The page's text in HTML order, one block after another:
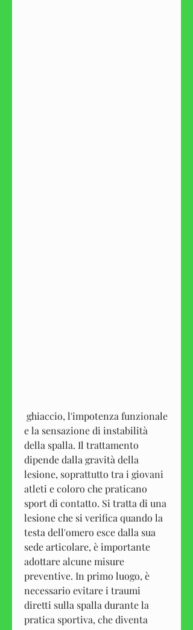
e la sensazione di instabilità
della spalla. Il trattamento
dipende dalla gravità della
lesione, soprattutto tra i giovani
atleti e coloro che praticano
sport di contatto. Si tratta di una
lesione che si verifica quando la
testa dell'omero esce dalla sua
sede articolare, è importante
adottare alcune misure
preventive. In primo luogo, è
necessario evitare i traumi
diretti sulla spalla durante la
pratica sportiva, che diventa